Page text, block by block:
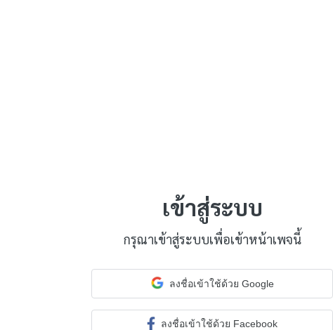
เข้าสู่ระบบ
กรุณาเข้าสู่ระบบเพื่อเข้าหน้าเพจนี้
ลงชื่อเข้าใช้ด้วย Google
ลงชื่อเข้าใช้ด้วย Facebook